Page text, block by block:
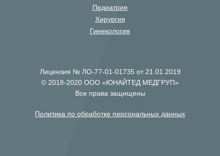
Педиатрия
Хирургия
Гинекология
Лицензия № ЛО-77-01-01735 от 21.01.2019
© 2018-2020 ООО «ЮНАЙТЕД МЕДГРУП»
Все права защищены
Политика по обработке персональных данных